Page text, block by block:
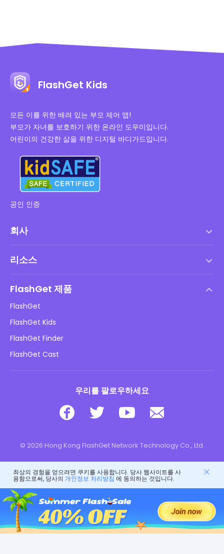
FlashGet Kids
모든 이를 위한 배려 있는 부모 제어 앱!
부모가 자녀를 보호하기 위한 온라인 도우미입니다.
어린이의 건강한 삶을 위한 디지털 바디가드입니다.
공인 인증
회사
DMCA 정책
개인정보 처리방침
광고 정책
내 정보를 판매하지 마십시오
리소스
아동 온라인 안전
다운로드
FlashGet 제품
FlashGet
FlashGet Kids
FlashGet Finder
FlashGet Cast
우리를 팔로우하세요
© 2026 Hong Kong FlashGet Network Technology Co., Ltd.
최상의 경험을 얻으려면 쿠키를 사용합니다. 당사 웹사이트를 사
용함으로써, 당사의 개인정보 처리방침 에 동의하는 것입니다.